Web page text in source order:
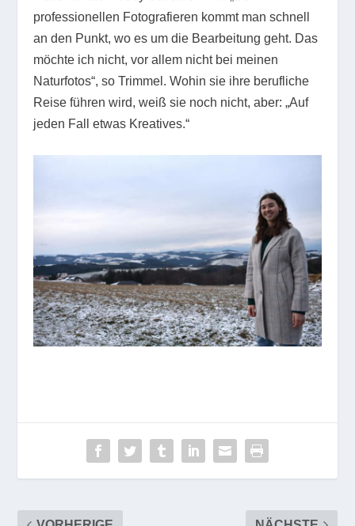
professionellen Fotografieren kommt man schnell
an den Punkt, wo es um die Bearbeitung geht. Das
möchte ich nicht, vor allem nicht bei meinen
Naturfotos“, so Trimmel. Wohin sie ihre berufliche
Reise führen wird, weiß sie noch nicht, aber: „Auf
jeden Fall etwas Kreatives.“